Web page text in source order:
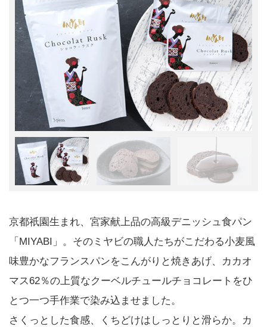
京都祇園生まれ、宮家献上品の高級デニッシュ食パン
「MIYABI」。そのミヤビの職人たちがこだわる小麦風
味豊かなフランスパンをこんがりと焼きあげ、カカオ
マス62％の上質なクーベルチュールチョコレートをひ
とつ一つ手作業で染み込ませました。
さくっとした食感、くちどけはしっとりと滑らか。カ